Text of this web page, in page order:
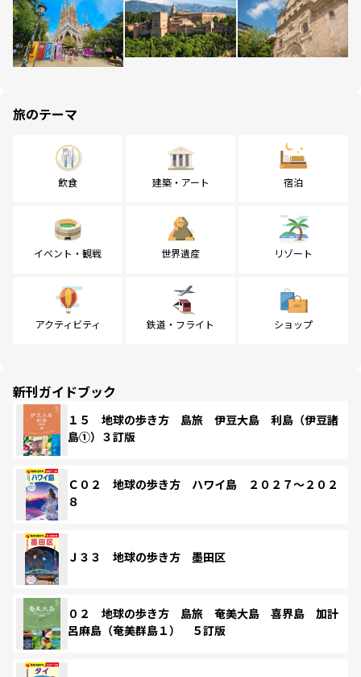
旅のテーマ
飲食 建築・アート 宿泊
イベント・観戦 世界遺産 リゾート
アクティビティ 鉄道・フライト ショップ
新刊ガイドブック
１５ 地球の歩き方 島旅 伊豆大島 利島（伊豆諸
島①）３訂版
Ｃ０２ 地球の歩き方 ハワイ島 ２０２７～２０２
８
Ｊ３３ 地球の歩き方 墨田区
０２ 地球の歩き方 島旅 奄美大島 喜界島 加計
呂麻島（奄美群島１） ５訂版